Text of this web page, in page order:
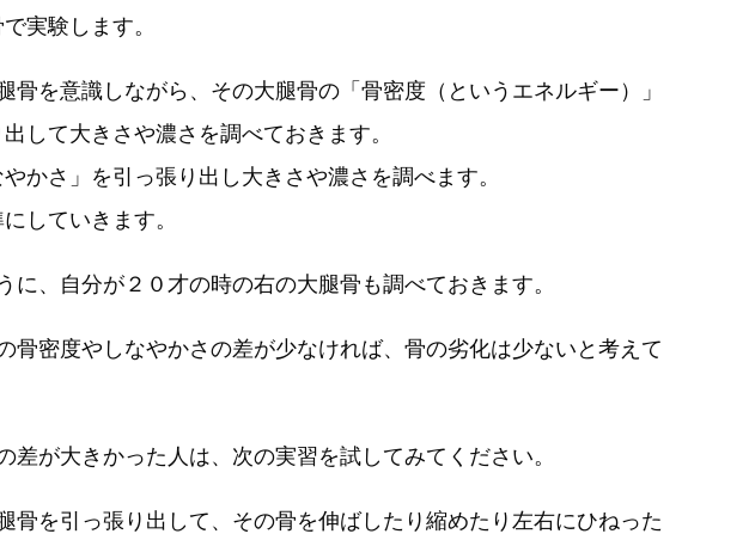
実験します。
骨を意識しながら、その大腿骨の「骨密度（というエネルギー）」
して大きさや濃さを調べておきます。
かさ」を引っ張り出し大きさや濃さを調べます。
していきます。
に、自分が２０才の時の右の大腿骨も調べておきます。
密度やしなやかさの差が少なければ、骨の劣化は少ないと考えて
が大きかった人は、次の実習を試してみてください。
骨を引っ張り出して、その骨を伸ばしたり縮めたり左右にひねった